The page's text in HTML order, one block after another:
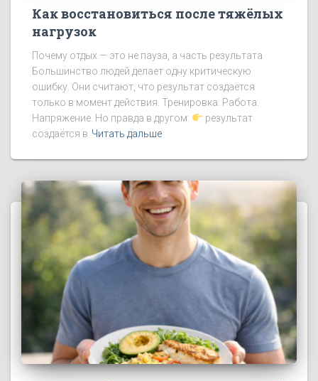
Как восстановиться после тяжёлых
нагрузок
Почему отдых — это не пауза, а часть результата
Большинство людей делает одну критическую
ошибку. Они считают, что результат создаётся
только в момент действия. Тренировка. Работа.
Напряжение. Но правда в другом:
результат
создаётся в Читать дальше